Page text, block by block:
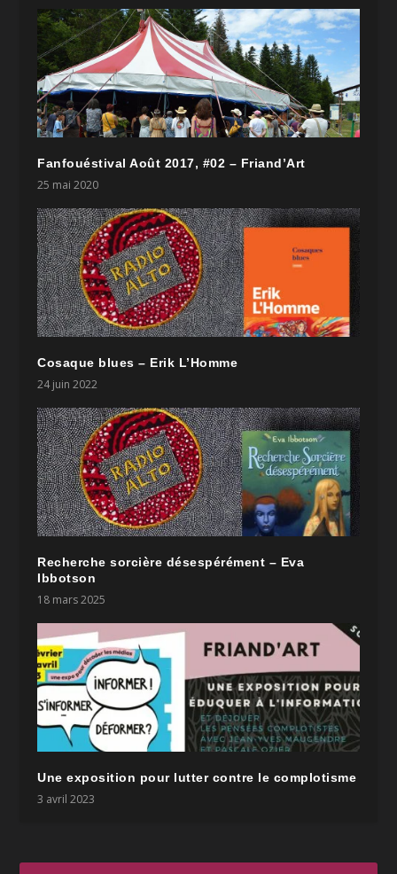
Fanfouéstival Août 2017, #02 – Friand’Art
25 mai 2020
Cosaque blues – Erik L’Homme
24 juin 2022
Recherche sorcière désespérément – Eva
Ibbotson
18 mars 2025
Une exposition pour lutter contre le complotisme
3 avril 2023